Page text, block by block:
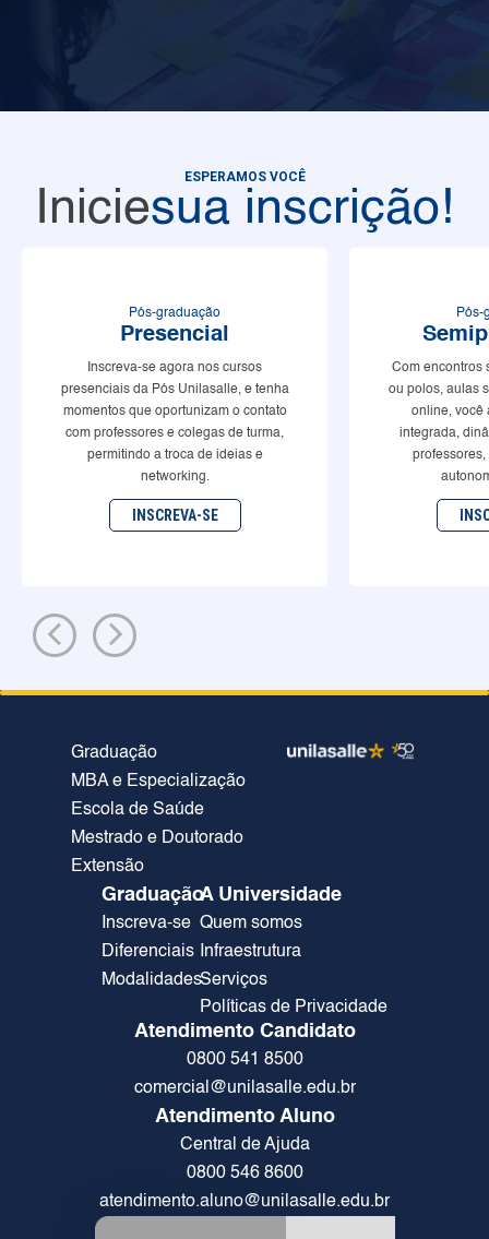
ESPERAMOS VOCÊ
Iniciesua inscrição!
Pós-graduação
Presencial
Inscreva-se agora nos cursos
presenciais da Pós Unilasalle, e tenha
momentos que oportunizam o contato
com professores e colegas de turma,
permitindo a troca de ideias e
networking.
INSCREVA-SE
Pós-
Com encontros
ou polos, aulas
online, você
integrada,
professores,
Graduação
MBA e Especialização
Escola de Saúde
Mestrado e Doutorado
Extensão
Graduação
Inscreva-se
Diferenciais
Modalidades
A Universidade
Quem somos
Infraestrutura
Serviços
Políticas de Privacidade
Atendimento Candidato
0800 541 8500
comercial@unilasalle.edu.br
Atendimento Aluno
Central de Ajuda
0800 546 8600
atendimento.aluno@unilasalle.edu.br